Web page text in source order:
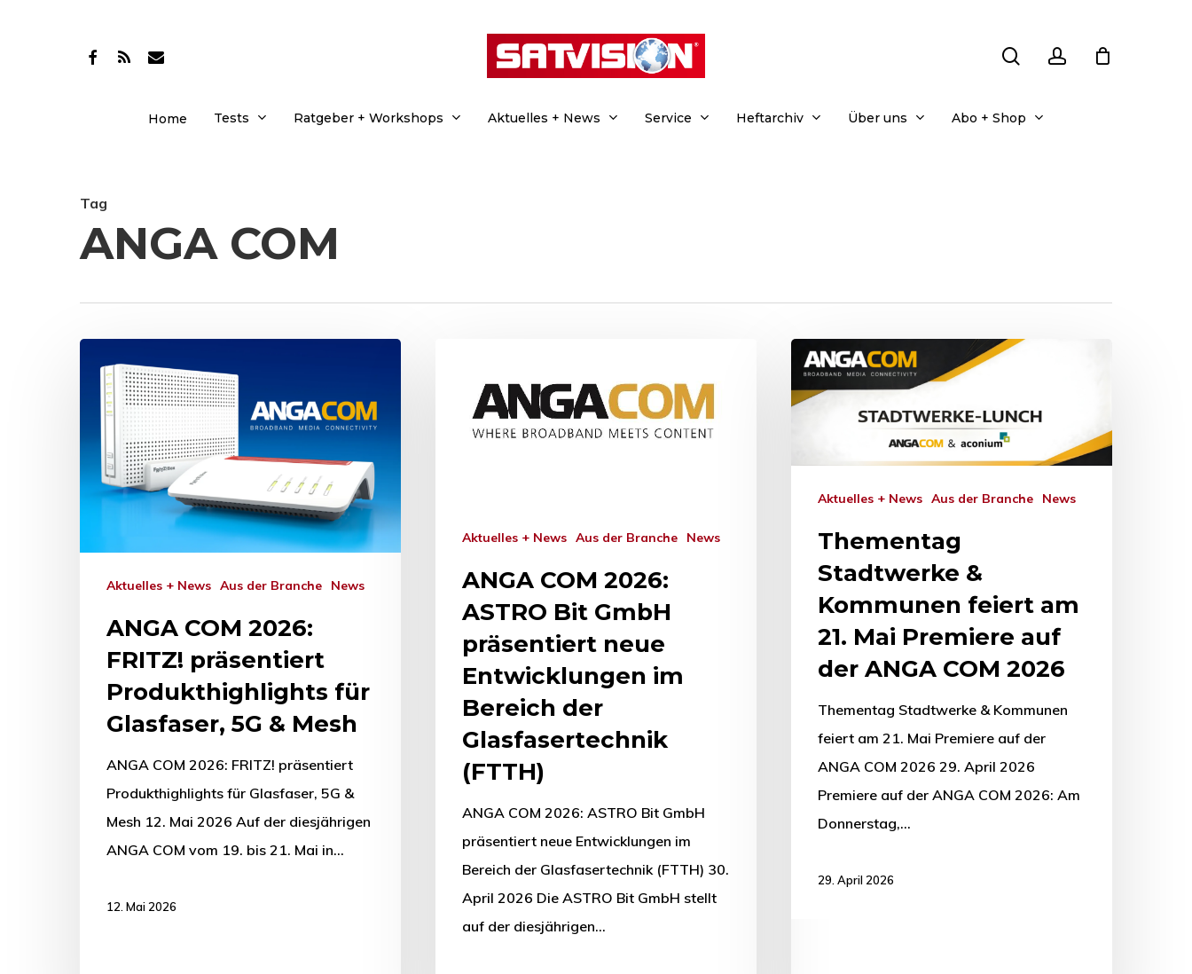
facebook
RSS email
Home Tests Ratgeber + Workshops Aktuelles + News Service Heftarchiv Über uns Abo + Shop
Tag
ANGA COM
Aktuelles + News Aus der Branche News
ANGA COM 2026:
FRITZ! präsentiert
Produkthighlights für
Glasfaser, 5G & Mesh
ANGA COM 2026: FRITZ! präsentiert
Produkthighlights für Glasfaser, 5G &
Mesh 12. Mai 2026 Auf der diesjährigen
ANGA COM vom 19. bis 21. Mai in…
12. Mai 2026
Aktuelles + News Aus der Branche News
ANGA COM 2026:
ASTRO Bit GmbH
präsentiert neue
Entwicklungen im
Bereich der
Glasfasertechnik
(FTTH)
ANGA COM 2026: ASTRO Bit GmbH
präsentiert neue Entwicklungen im
Bereich der Glasfasertechnik (FTTH) 30.
April 2026 Die ASTRO Bit GmbH stellt
auf der diesjährigen…
Aktuelles + News Aus der Branche News
Thementag
Stadtwerke &
Kommunen feiert am
21. Mai Premiere auf
der ANGA COM 2026
Thementag Stadtwerke & Kommunen
feiert am 21. Mai Premiere auf der
ANGA COM 2026 29. April 2026
Premiere auf der ANGA COM 2026: Am
Donnerstag,…
29. April 2026